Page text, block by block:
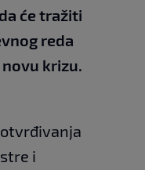
će tražiti
reda
krizu.
i